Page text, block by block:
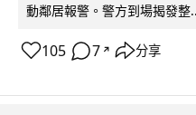
動鄰居報警。警方到場揭發整
105 7 ↗ 分享